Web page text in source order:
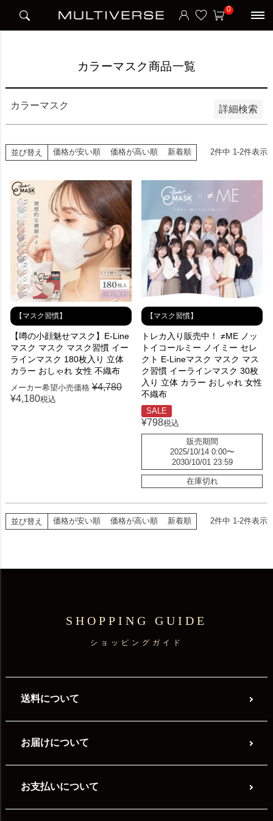
0
カラーマスク商品一覧
カラーマスク 詳細検索
並び順
新着順
並び替え 価格が安い順 価格が高い順 新着順 2件中 1-2件表示
【マスク習慣】
【噂の小顔魅せマスク】E-Line
マスク マスク マスク習慣 イー
ラインマスク 180枚入り 立体
カラー おしゃれ 女性 不織布
メーカー希望小売価格 ¥4,780
¥4,180税込
【マスク習慣】
トレカ入り販売中！ ≠ME ノッ
トイコールミー ノイミー セレ
クト E-Lineマスク マスク マス
ク習慣 イーラインマスク 30枚
入り 立体 カラー おしゃれ 女性
不織布
SALE
¥798税込
販売期間
2025/10/14 0:00〜
2030/10/01 23:59
在庫切れ
並び替え 価格が安い順 価格が高い順 新着順 2件中 1-2件表示
SHOPPING GUIDE
ショッピングガイド
送料について
お届けについて
お支払いについて